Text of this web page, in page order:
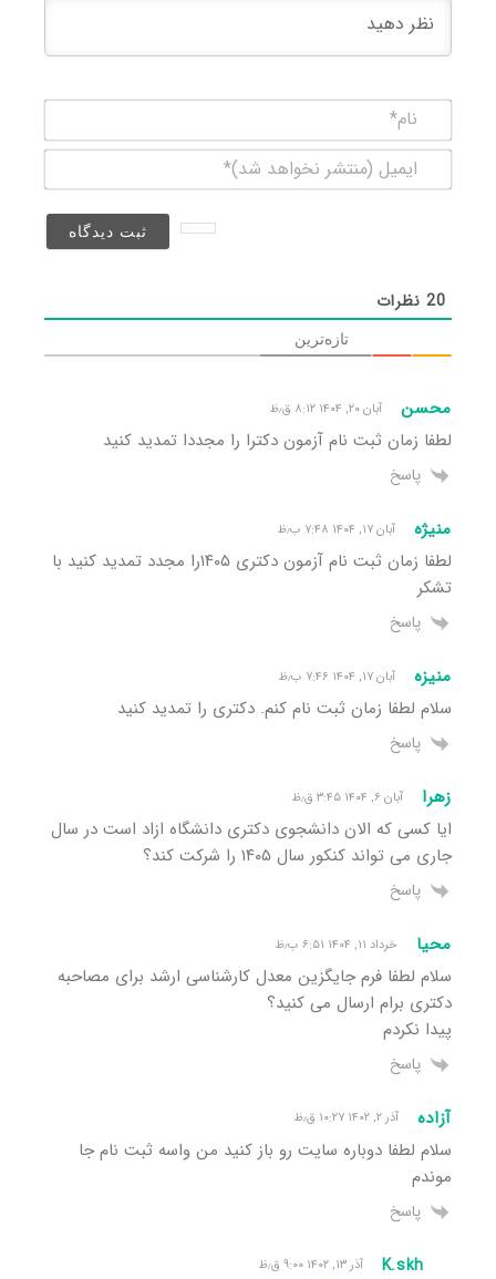
(منتشر
20نظرات
تازه‌ترین
محسن آبان ۲۰, ۱۴۰۴ ۸:۱۲ ق٫ظ
لطفا زمان ثبت نام آزمون دکترا را مجددا تمدید کنید
پاسخ
منیژه آبان ۱۷, ۱۴۰۴ ۷:۴۸ ب٫ظ
لطفا زمان ثبت نام آزمون دکتری ۱۴۰۵را مجدد تمدید کنید با
تشکر
پاسخ
منیزه آبان ۱۷, ۱۴۰۴ ۷:۴۶ ب٫ظ
سلام لطفا زمان ثبت نام کنم. دکتری را تمدید کنید
پاسخ
زهرا آبان ۶, ۱۴۰۴ ۳:۴۵ ق٫ظ
ایا کسی که الان دانشجوی دکتری دانشگاه ازاد است در سال
جاری می تواند کنکور سال ۱۴۰۵ را شرکت کند؟
پاسخ
محیا خرداد ۱۱, ۱۴۰۴ ۶:۵۱ ب٫ظ
سلام لطفا فرم جایگزین معدل کارشناسی ارشد برای مصاحبه
دکتری برام ارسال می کنید؟
پیدا نکردم
پاسخ
آزاده آذر ۲, ۱۴۰۲ ۱۰:۲۷ ق٫ظ
سلام لطفا دوباره سایت رو باز کنید من واسه ثبت نام جا
موندم
پاسخ
K.skh آذر ۱۳, ۱۴۰۲ ۹:۰۰ ق٫ظ